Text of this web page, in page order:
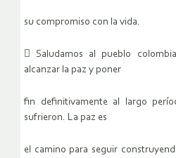
su compromiso con la vida.
 Saludamos al pueblo
alcanzar la paz y poner
fin definitivamente al largo
sufrieron. La paz es
el camino para seguir